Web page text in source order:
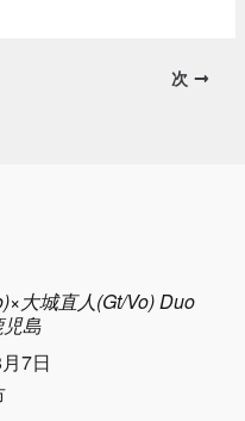
次
大城直人(Gt/Vo) Duo
島
7日